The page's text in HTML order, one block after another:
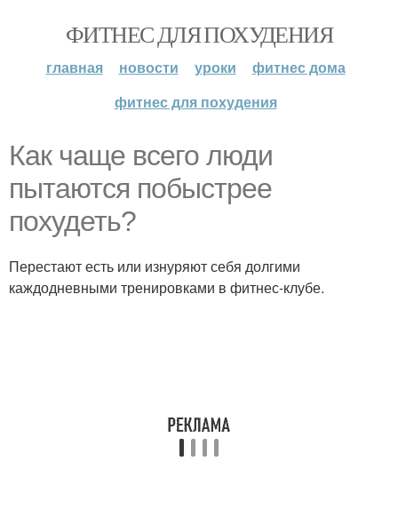
ФИТНЕС ДЛЯ ПОХУДЕНИЯ
главная новости уроки
фитнес дома
фитнес для похудения
Как чаще всего люди
пытаются побыстрее
похудеть?
Перестают есть или изнуряют себя долгими
каждодневными тренировками в фитнес-клубе.